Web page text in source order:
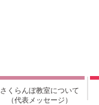
さくらんぼ教室について
（代表メッセージ）